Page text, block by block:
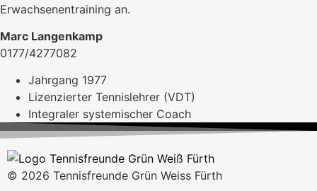
Erwachsenentraining an.
Marc Langenkamp
0177/4277082
Jahrgang 1977
Lizenzierter Tennislehrer (VDT)
Integraler systemischer Coach
© 2026 Tennisfreunde Grün Weiss Fürth